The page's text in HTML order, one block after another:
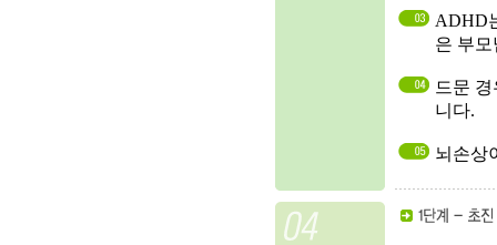
ADHD
은 부
드문
니다.
뇌손상